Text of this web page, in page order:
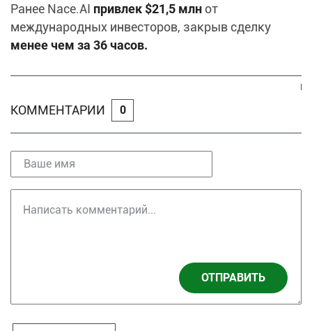
Ранее Nace.AI привлек $21,5 млн от
международных инвесторов, закрыв сделку
менее чем за 36 часов.
КОММЕНТАРИИ 0
ОТПРАВИТЬ